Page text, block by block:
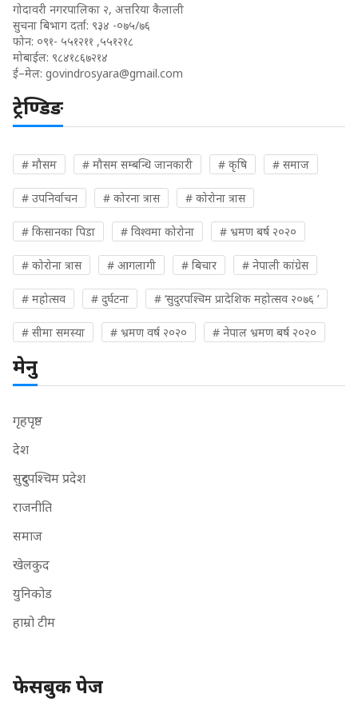
गोदावरी नगरपालिका २, अत्तरिया कैलाली
सुचना बिभाग दर्ता: ९३४ -०७५/७६
फोन: ०९१- ५५१२११ ,५५१२१८
मोबाईल: ९८४१८६७२१४
ई–मेल: govindrosyara@gmail.com
ट्रेण्डिङ
# मौसम # मौसम सम्बन्धि जानकारी # कृषि # समाज
# उपनिर्वाचन # कोरना त्रास # कोरोना त्रास
# किसानका पिडा # विश्वमा कोरोना # भ्रमण बर्ष २०२०
# कोरोना त्रास # आगलागी # बिचार # नेपाली कांग्रेस
# महोत्सव # दुर्घटना # ‘सुदुरपश्चिम प्रादेशिक महोत्सव २०७६ ’
# सीमा समस्या # भ्रमण वर्ष २०२० # नेपाल भ्रमण बर्ष २०२०
मेनु
गृहपृष्ठ
देश
सुदुरपश्चिम प्रदेश
राजनीति
समाज
खेलकुद
युनिकोड
हाम्रो टीम
फेसबुक पेज